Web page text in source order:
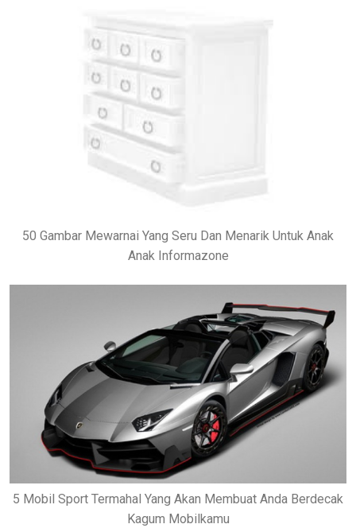
50 Gambar Mewarnai Yang Seru Dan Menarik Untuk Anak
Anak Informazone
5 Mobil Sport Termahal Yang Akan Membuat Anda Berdecak
Kagum Mobilkamu